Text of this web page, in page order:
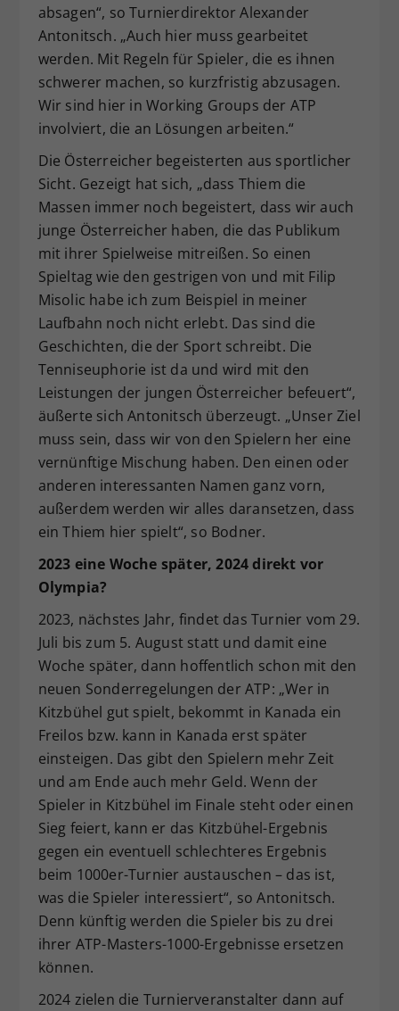
absagen“, so Turnierdirektor Alexander
Antonitsch. „Auch hier muss gearbeitet
werden. Mit Regeln für Spieler, die es ihnen
schwerer machen, so kurzfristig abzusagen.
Wir sind hier in Working Groups der ATP
involviert, die an Lösungen arbeiten.“
Die Österreicher begeisterten aus sportlicher
Sicht. Gezeigt hat sich, „dass Thiem die
Massen immer noch begeistert, dass wir auch
junge Österreicher haben, die das Publikum
mit ihrer Spielweise mitreißen. So einen
Spieltag wie den gestrigen von und mit Filip
Misolic habe ich zum Beispiel in meiner
Laufbahn noch nicht erlebt. Das sind die
Geschichten, die der Sport schreibt. Die
Tenniseuphorie ist da und wird mit den
Leistungen der jungen Österreicher befeuert“,
äußerte sich Antonitsch überzeugt. „Unser Ziel
muss sein, dass wir von den Spielern her eine
vernünftige Mischung haben. Den einen oder
anderen interessanten Namen ganz vorn,
außerdem werden wir alles daransetzen, dass
ein Thiem hier spielt“, so Bodner.
2023 eine Woche später, 2024 direkt vor
Olympia?
2023, nächstes Jahr, findet das Turnier vom 29.
Juli bis zum 5. August statt und damit eine
Woche später, dann hoffentlich schon mit den
neuen Sonderregelungen der ATP: „Wer in
Kitzbühel gut spielt, bekommt in Kanada ein
Freilos bzw. kann in Kanada erst später
einsteigen. Das gibt den Spielern mehr Zeit
und am Ende auch mehr Geld. Wenn der
Spieler in Kitzbühel im Finale steht oder einen
Sieg feiert, kann er das Kitzbühel-Ergebnis
gegen ein eventuell schlechteres Ergebnis
beim 1000er-Turnier austauschen – das ist,
was die Spieler interessiert“, so Antonitsch.
Denn künftig werden die Spieler bis zu drei
ihrer ATP-Masters-1000-Ergebnisse ersetzen
können.
2024 zielen die Turnierveranstalter dann auf